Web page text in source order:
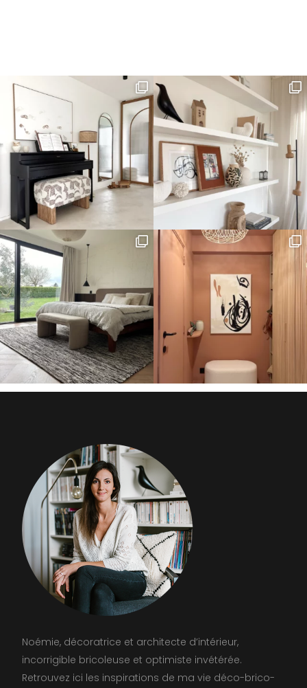
Noémie, décoratrice et architecte d’intérieur,
incorrigible bricoleuse et optimiste invétérée.
Retrouvez ici les inspirations de ma vie déco-brico-